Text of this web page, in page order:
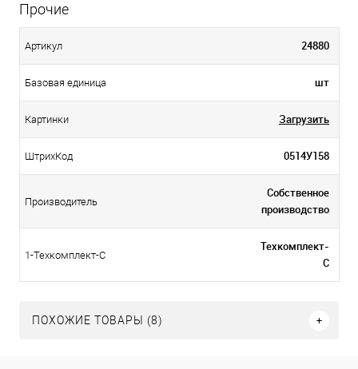
Прочие
Артикул 24880
Базовая единица шт
Картинки Загрузить
ШтрихКод 0514У158
Производитель
Собственное
производство
1-Техкомплект-С
Техкомплект-
С
ПОХОЖИЕ ТОВАРЫ (8)